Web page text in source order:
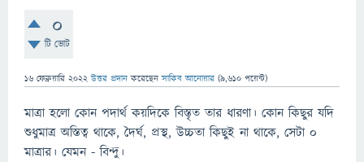
0
টি ভোট
16 ফেব্রুয়ারি 2022 উত্তর প্রদান করেছেনসাকিব আনোয়ার (9,610 পয়েন্ট)
মাত্রা হলো কোন পদার্থ কয়দিকে বিস্তৃত তার ধারণা। কোন কিছুর যদি
শুধুমাত্র অস্তিত্ব থাকে, দৈর্ঘ, প্রস্থ, উচ্চতা কিছুই না থাকে, সেটা ০
মাত্রার। যেমন - বিন্দু।